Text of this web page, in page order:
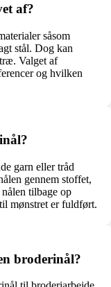
af?
såsom
stål. Dog kan
Valget af
og hvilken
garn eller tråd
gennem stoffet,
tilbage op
mønstret er fuldført.
broderinål?